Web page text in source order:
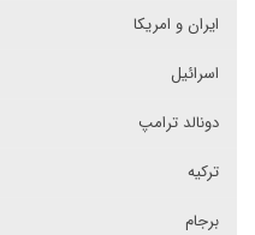
ایران و امریکا
اسرائیل
دونالد ترامپ
ترکیه
برجام